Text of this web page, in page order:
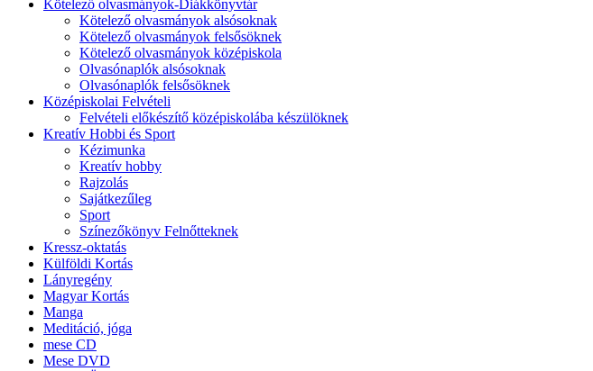
Kötelező olvasmányok-Diákkönyvtár
Kötelező olvasmányok alsósoknak
Kötelező olvasmányok felsősöknek
Kötelező olvasmányok középiskola
Olvasónaplók alsósoknak
Olvasónaplók felsősöknek
Középiskolai Felvételi
Felvételi előkészítő középiskolába készülöknek
Kreatív Hobbi és Sport
Kézimunka
Kreatív hobby
Rajzolás
Sajátkezűleg
Sport
Színezőkönyv Felnőtteknek
Kressz-oktatás
Külföldi Kortás
Lányregény
Magyar Kortás
Manga
Meditáció, jóga
mese CD
Mese DVD